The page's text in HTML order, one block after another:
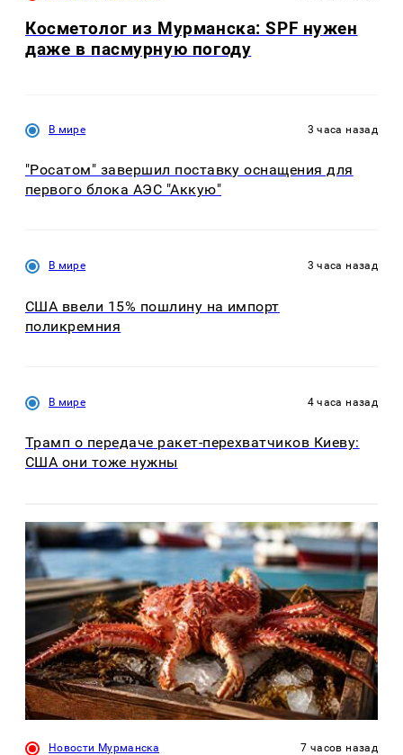
Косметолог из Мурманска: SPF нужен
даже в пасмурную погоду
В мире 3 часа назад
"Росатом" завершил поставку оснащения для
первого блока АЭС "Аккую"
В мире 3 часа назад
США ввели 15% пошлину на импорт
поликремния
В мире 4 часа назад
Трамп о передаче ракет-перехватчиков Киеву:
США они тоже нужны
Новости Мурманска 7 часов назад